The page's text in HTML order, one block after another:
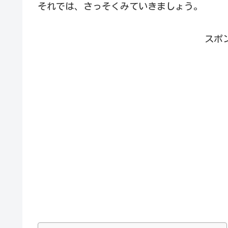
それでは、さっそくみていきましょう。
スポ